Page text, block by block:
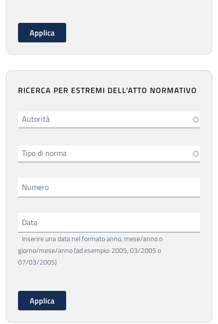
RICERCA PER ESTREMI DELL'ATTO NORMATIVO
Autorità
Tipo di norma
Numero
Data
Inserire una data nel formato anno, mese/anno o
giorno/mese/anno (ad esempio: 2005, 03/2005 o
07/03/2005)